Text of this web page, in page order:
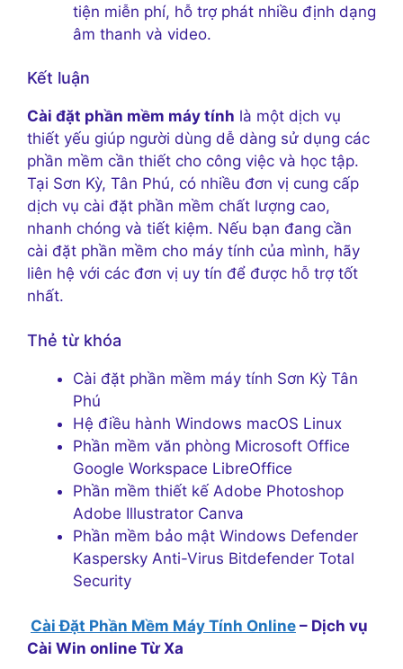
tiện miễn phí, hỗ trợ phát nhiều định dạng
âm thanh và video.
Kết luận
Cài đặt phần mềm máy tính là một dịch vụ
thiết yếu giúp người dùng dễ dàng sử dụng các
phần mềm cần thiết cho công việc và học tập.
Tại Sơn Kỳ, Tân Phú, có nhiều đơn vị cung cấp
dịch vụ cài đặt phần mềm chất lượng cao,
nhanh chóng và tiết kiệm. Nếu bạn đang cần
cài đặt phần mềm cho máy tính của mình, hãy
liên hệ với các đơn vị uy tín để được hỗ trợ tốt
nhất.
Thẻ từ khóa
Cài đặt phần mềm máy tính Sơn Kỳ Tân
Phú
Hệ điều hành Windows macOS Linux
Phần mềm văn phòng Microsoft Office
Google Workspace LibreOffice
Phần mềm thiết kế Adobe Photoshop
Adobe Illustrator Canva
Phần mềm bảo mật Windows Defender
Kaspersky Anti-Virus Bitdefender Total
Security
Cài Đặt Phần Mềm Máy Tính Online – Dịch vụ
Cài Win online Từ Xa